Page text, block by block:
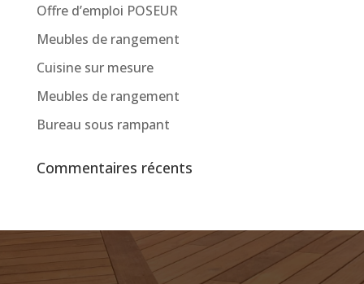
Offre d’emploi POSEUR
Meubles de rangement
Cuisine sur mesure
Meubles de rangement
Bureau sous rampant
Commentaires récents